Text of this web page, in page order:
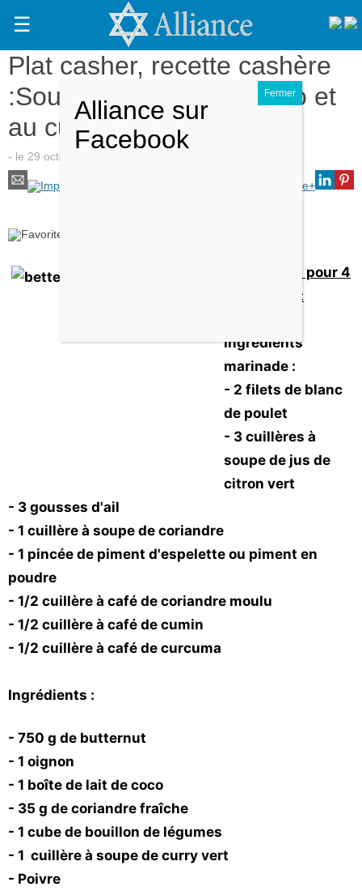
☰
Actualités
Judaïsme
Magazine
Sorties
Culture
Radio
Tech
Plat casher, recette cashère
:Soupe de butternut, coco et
au curry vert
- le 29 octobre 2014
Ingrèdients pour 4
personnes :
Ingrédients
marinade :
- 2 filets de blanc
de poulet
- 3 cuillères à
soupe de jus de
citron vert
- 3 gousses d'ail
- 1 cuillère à soupe de coriandre
- 1 pincée de piment d'espelette ou piment en
poudre
- 1/2 cuillère à café de coriandre moulu
- 1/2 cuillère à café de cumin
- 1/2 cuillère à café de curcuma
Ingrédients :
- 750 g de butternut
- 1 oignon
- 1 boîte de lait de coco
- 35 g de coriandre fraîche
- 1 cube de bouillon de légumes
- 1 cuillère à soupe de curry vert
- Poivre